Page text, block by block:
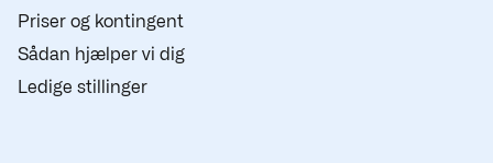
Priser og kontingent
Sådan hjælper vi dig
Ledige stillinger